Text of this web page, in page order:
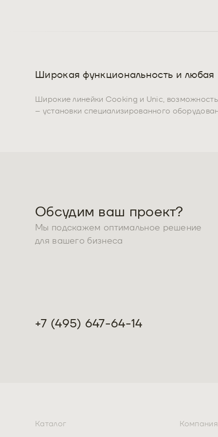
Широкая функциональность и любая
Широкие линейки Cooking и Unic,
– установки специализированного
Обсудим ваш проект?
Мы подскажем оптимальное решение
для вашего бизнеса
+7 (495) 647-64-14
Каталог Компания